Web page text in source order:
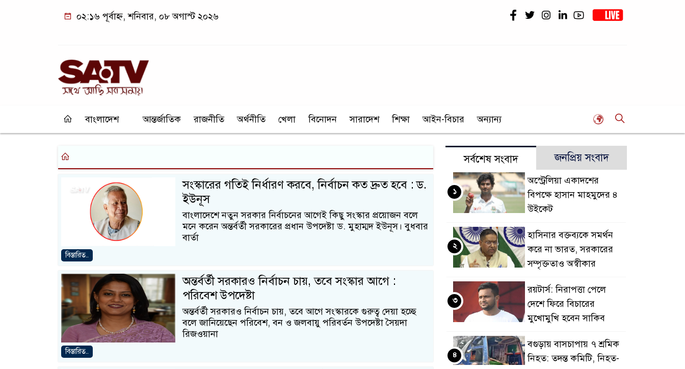
০২:১৬ পূর্বাহ্ন, শনিবার, ০৮ অগাস্ট ২০২৬
বাংলাদেশ আন্তর্জাতিক রাজনীতি অর্থনীতি খেলা বিনোদন সারাদেশ শিক্ষা আইন-বিচার অন্যান্য
সংস্কারের গতিই নির্ধারণ করবে, নির্বাচন কত দ্রুত হবে : ড.
ইউনূস
বাংলাদেশে নতুন সরকার নির্বাচনের আগেই কিছু সংস্কার প্রয়োজন বলে
মনে করেন অন্তর্বর্তী সরকারের প্রধান উপদেষ্টা ড. মুহাম্মদ ইউনূস। বুধবার
বার্তা
বিস্তারিত..
অন্তর্বর্তী সরকারও নির্বাচন চায়, তবে সংস্কার আগে :
পরিবেশ উপদেষ্টা
অন্তর্বর্তী সরকারও নির্বাচন চায়, তবে আগে সংস্কারকে গুরুত্ব দেয়া হচ্ছে
বলে জানিয়েছেন পরিবেশ, বন ও জলবায়ু পরিবর্তন উপদেষ্টা সৈয়দা
রিজওয়ানা
বিস্তারিত..
সর্বশেষ সংবাদ জনপ্রিয় সংবাদ
অস্ট্রেলিয়া একাদশের
বিপক্ষে হাসান মাহমুদের ৪
উইকেট
১
হাসিনার বক্তব্যকে সমর্থন
করে না ভারত, সরকারের
সম্পৃক্ততাও অস্বীকার
২
রয়টার্স: নিরাপত্তা পেলে
দেশে ফিরে বিচারের
মুখোমুখি হবেন সাকিব
৩
বগুড়ায় বাসচাপায় ৭ শ্রমিক
নিহত: তদন্ত কমিটি, নিহত-
৪